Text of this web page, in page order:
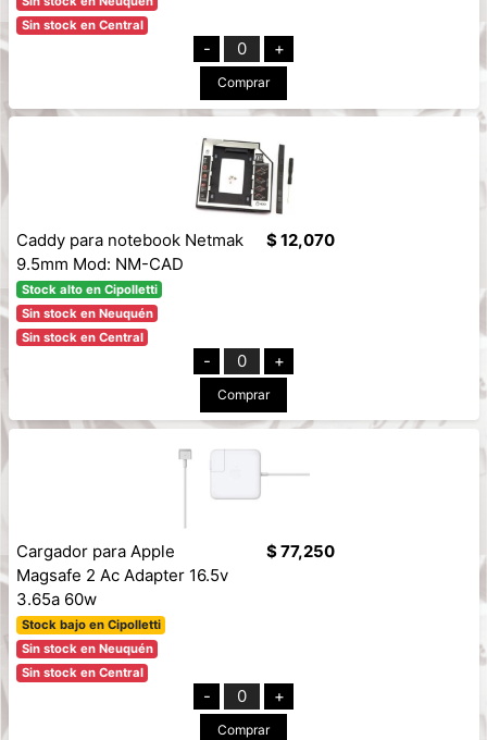
Sin stock en Central
- 0 +
Comprar
Caddy para notebook Netmak
9.5mm Mod: NM-CAD
Stock alto en Cipolletti
Sin stock en Neuquén
Sin stock en Central
$ 12,070
- 0 +
Comprar
Cargador para Apple
Magsafe 2 Ac Adapter 16.5v
3.65a 60w
Stock bajo en Cipolletti
Sin stock en Neuquén
Sin stock en Central
$ 77,250
- 0 +
Comprar